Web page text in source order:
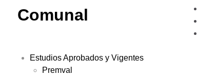
Comunal
Estudios Aprobados y Vigentes
Premval